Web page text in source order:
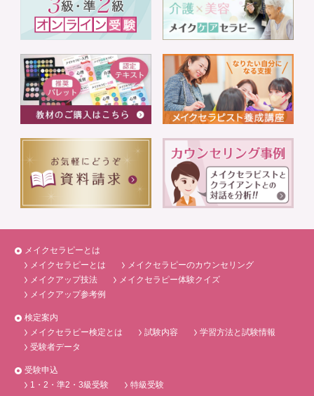
メイクセラピーとは
メイクセラピーとは
メイクセラピーのカウンセリング
メイクアップ技法
メイクセラピー体験クイズ
メイクアップ参考例
検定案内
メイクセラピー検定とは
試験内容
学習方法と試験情報
受験者データ
受験申込
1・2・準2・3級受験
特級受験